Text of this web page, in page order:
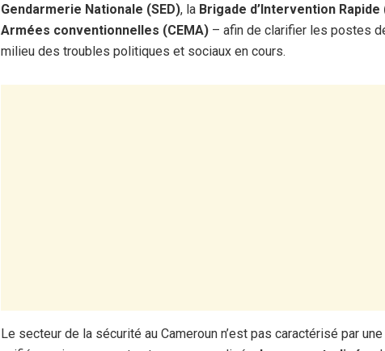
Gendarmerie Nationale (SED), la Brigade d’Intervention Rapide
Armées conventionnelles (CEMA) – afin de clarifier les postes
milieu des troubles politiques et sociaux en cours.
Le secteur de la sécurité au Cameroun n’est pas caractérisé par